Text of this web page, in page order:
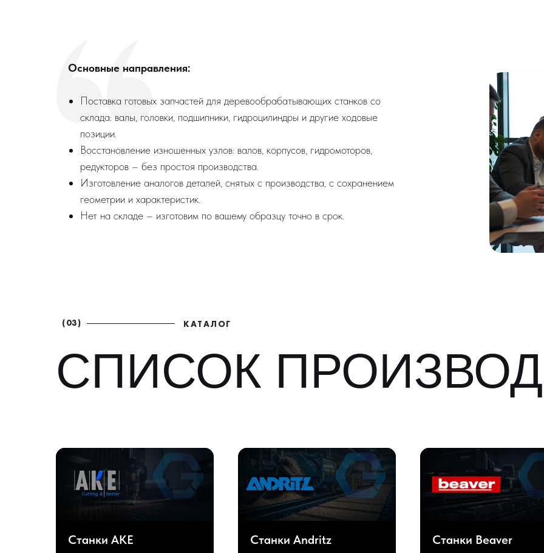
Основные направления:
Поставка готовых запчастей для деревообрабатывающих станков со
склада: валы, головки, подшипники, гидроцилиндры и другие ходовые
позиции.
Восстановление изношенных узлов: валов, корпусов, гидромоторов,
редукторов – без простоя производства.
Изготовление аналогов деталей, снятых с производства, с сохранением
геометрии и характеристик.
Нет на складе – изготовим по вашему образцу точно в срок.
СПИСОК
(03) КАТАЛОГ
Станки AKE Станки Andritz Станки Beaver